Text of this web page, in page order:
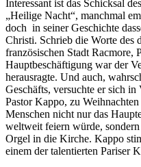
Interessant ist das Schicksal
„Heilige Nacht“, manchmal
doch in seiner Geschichte
Christi. Schrieb die Worte des
französischen Stadt Racmore,
Hauptbeschäftigung war der
herausragte. Und auch,
Geschäfts, versuchte er sich in
Pastor Kappo, zu
Menschen nicht nur das
weltweit feiern würde,
Orgel in die Kirche. Kappo
einem der talentierten Pariser